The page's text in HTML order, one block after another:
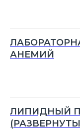
АНЕМИЙ
ЛИПИДНЫЙ